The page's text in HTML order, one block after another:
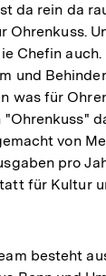
da rein da
Ohrenkuss.
Chefin auch.
und
was für
"Ohrenkuss"
von
pro
für Kultur
besteht